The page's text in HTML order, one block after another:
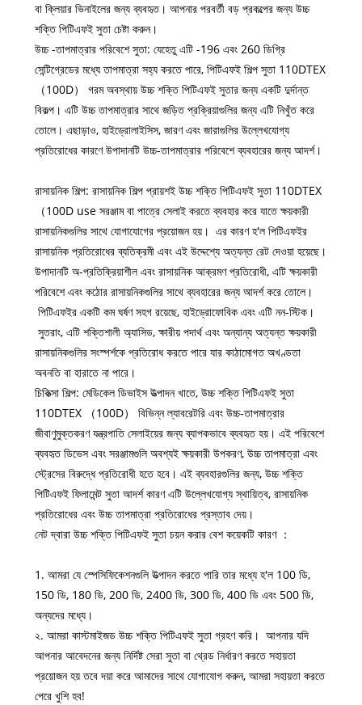
বা ক্লিয়ার ভিনাইলের জন্য ব্যবহৃত। আপনার পরবর্তী বড় প্রকল্পের জন্য উচ্চ
শক্তি পিটিএফই সুতা চেষ্টা করুন।
উচ্চ -তাপমাত্রার পরিবেশে সুতা: যেহেতু এটি -196 এবং 260 ডিগ্রি
সেন্টিগ্রেডের মধ্যে তাপমাত্রা সহ্য করতে পারে, পিটিএফই শিল্প সুতা 110DTEX
（100D） গরম অবস্থায় উচ্চ শক্তি পিটিএফই সুতার জন্য একটি দুর্দান্ত
বিকল্প। এটি উচ্চ তাপমাত্রার সাথে জড়িত প্রক্রিয়াগুলির জন্য এটি নিখুঁত করে
তোলে। এছাড়াও, হাইড্রোলাইসিস, জারণ এবং জারাগুলির উল্লেখযোগ্য
প্রতিরোধের কারণে উপাদানটি উচ্চ-তাপমাত্রার পরিবেশে ব্যবহারের জন্য আদর্শ।
রাসায়নিক শিল্প: রাসায়নিক শিল্প প্রায়শই উচ্চ শক্তি পিটিএফই সুতা 110DTEX
（100D use সরঞ্জাম বা পাত্রে সেলাই করতে ব্যবহার করে যাতে ক্ষয়কারী
রাসায়নিকগুলির সাথে যোগাযোগের প্রয়োজন হয়। এর কারণ হ'ল পিটিএফইর
রাসায়নিক প্রতিরোধের ব্যতিক্রমী এবং এই উদ্দেশ্যে অত্যন্ত রেট দেওয়া হয়েছে।
উপাদানটি অ-প্রতিক্রিয়াশীল এবং রাসায়নিক আক্রমণ প্রতিরোধী, এটি ক্ষয়কারী
পরিবেশে এবং কঠোর রাসায়নিকগুলির সাথে ব্যবহারের জন্য আদর্শ করে তোলে।
পিটিএফইর একটি কম ঘর্ষণ সহগ রয়েছে, হাইড্রোফোবিক এবং এটি নন-স্টিক।
সুতরাং, এটি শক্তিশালী অ্যাসিড, ক্ষারীয় পদার্থ এবং অন্যান্য অত্যন্ত ক্ষয়কারী
রাসায়নিকগুলির সংস্পর্শকে প্রতিরোধ করতে পারে যার কাঠামোগত অখণ্ডতা
অবনতি বা হারাতে না পারে।
চিকিত্সা শিল্প: মেডিকেল ডিভাইস উত্পাদন খাতে, উচ্চ শক্তি পিটিএফই সুতা
110DTEX （100D） বিভিন্ন ল্যাবরেটরি এবং উচ্চ-তাপমাত্রার
জীবাণুমুক্তকরণ যন্ত্রপাতি সেলাইয়ের জন্য ব্যাপকভাবে ব্যবহৃত হয়। এই পরিবেশে
ব্যবহৃত ডিভেস এবং সরঞ্জামগুলি অবশ্যই ক্ষয়কারী উপকরণ, উচ্চ তাপমাত্রা এবং
স্ট্রেসের বিরুদ্ধে প্রতিরোধী হতে হবে। এই ব্যবহারগুলির জন্য, উচ্চ শক্তি
পিটিএফই ফিলামেন্ট সুতা আদর্শ কারণ এটি উল্লেখযোগ্য স্থায়িত্ব, রাসায়নিক
প্রতিরোধের এবং উচ্চ তাপমাত্রা প্রতিরোধের প্রস্তাব দেয়।
নেট দ্বারা উচ্চ শক্তি পিটিএফই সুতা চয়ন করার বেশ কয়েকটি কারণ ：
1. আমরা যে স্পেসিফিকেশনগুলি উত্পাদন করতে পারি তার মধ্যে হ'ল 100 ডি,
150 ডি, 180 ডি, 200 ডি, 2400 ডি, 300 ডি, 400 ডি এবং 500 ডি,
অন্যদের মধ্যে।
২. আমরা কাস্টমাইজড উচ্চ শক্তি পিটিএফই সুতা গ্রহণ করি। আপনার যদি
আপনার আবেদনের জন্য নির্দিষ্ট সেরা সুতা বা থ্রেড নির্ধারণ করতে সহায়তা
প্রয়োজন হয় তবে দয়া করে আমাদের সাথে যোগাযোগ করুন, আমরা সহায়তা করতে
পেরে খুশি হব!